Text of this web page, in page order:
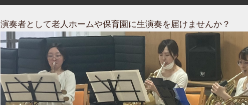
演奏者として老人ホームや保育園に生演奏を届けませんか？